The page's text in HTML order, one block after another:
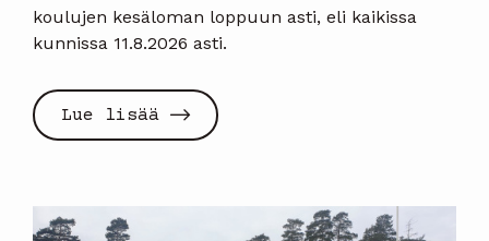
koulujen kesäloman loppuun asti, eli kaikissa
kunnissa 11.8.2026 asti.
Lue lisää